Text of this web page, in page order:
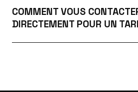
COMMENT VOUS
DIRECTEMENT POUR UN